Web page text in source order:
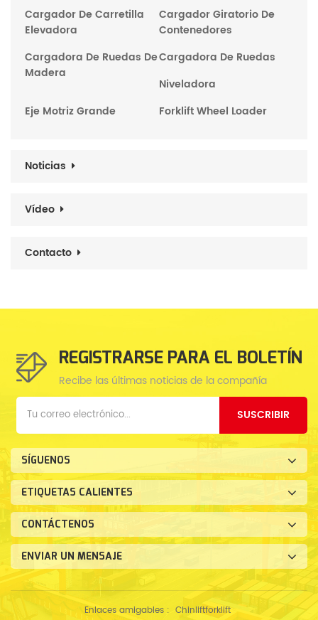
Cargador De Carretilla
Elevadora
Cargador Giratorio De
Contenedores
Cargadora De Ruedas De
Madera
Cargadora De Ruedas
Niveladora
Eje Motriz Grande
Forklift Wheel Loader
Noticias
Vídeo
Contacto
REGISTRARSE PARA EL BOLETÍN
Recibe las últimas noticias de la compañía
SUSCRIBIR
SÍGUENOS
ETIQUETAS CALIENTES
CONTÁCTENOS
ENVIAR UN MENSAJE
Enlaces amigables : Chinliftforklift